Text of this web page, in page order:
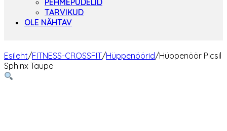
PEHMEPUDELID
TARVIKUD
OLE NÄHTAV
Esileht/FITNESS-CROSSFIT/Hüppenöörid/Hüppenöör Picsil
Sphinx Taupe